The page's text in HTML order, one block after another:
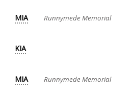
MIA Runnymede Memorial
KIA
MIA Runnymede Memorial